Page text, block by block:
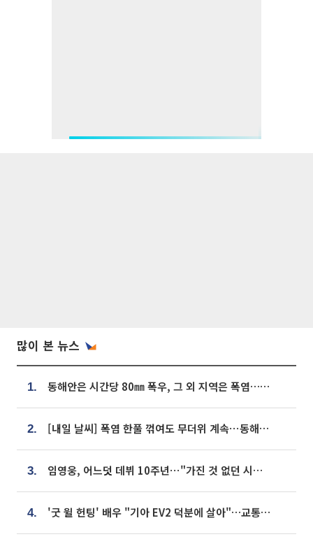
많이 본 뉴스
1. 동해안은 시간당 80㎜ 폭우, 그 외 지역은 폭염…‘극과 극 날씨’
2. [내일 날씨] 폭염 한풀 꺾여도 무더위 계속⋯동해안 이틀 연속 비
3. 임영웅, 어느덧 데뷔 10주년⋯"가진 것 없던 시절, 내 앞엔 20명의 팬뿐"
4. '굿 윌 헌팅' 배우 "기아 EV2 덕분에 살아"…교통사고 후 안전성 극찬